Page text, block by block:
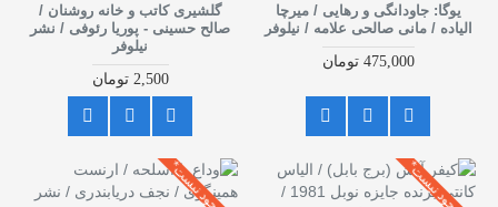
یوگا: جاودانگی و رهایی / میرچا
الیاده / مانی صالحی علامه / نیلوفر
475,000 تومان
گلشیری کاتب و خانه روشنان /
صالح حسینی - پوریا رئوفی / نشر
نیلوفر
2,500 تومان
موجود نیست* موجود نیست*